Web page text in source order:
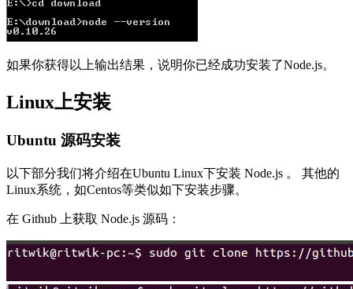
如果你获得以上输出结果，说明你已经成功安装了Node.js。
Linux上安装
Ubuntu 源码安装
以下部分我们将介绍在Ubuntu Linux下安装 Node.js 。 其他的
Linux系统，如Centos等类似如下安装步骤。
在 Github 上获取 Node.js 源码：